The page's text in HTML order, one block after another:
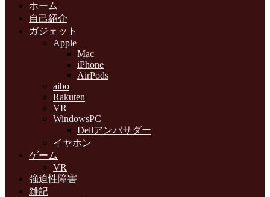
ホーム
自己紹介
ガジェット
Apple
Mac
iPhone
AirPods
aibo
Rakuten
VR
WindowsPC
Dellアンバサダー
イヤホン
ゲーム
VR
強迫性障害
雑記